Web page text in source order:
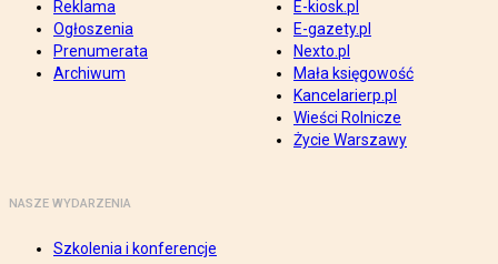
Reklama
Ogłoszenia
Prenumerata
Archiwum
E-kiosk.pl
E-gazety.pl
Nexto.pl
Mała księgowość
Kancelarierp.pl
Wieści Rolnicze
Życie Warszawy
NASZE WYDARZENIA
Szkolenia i konferencje